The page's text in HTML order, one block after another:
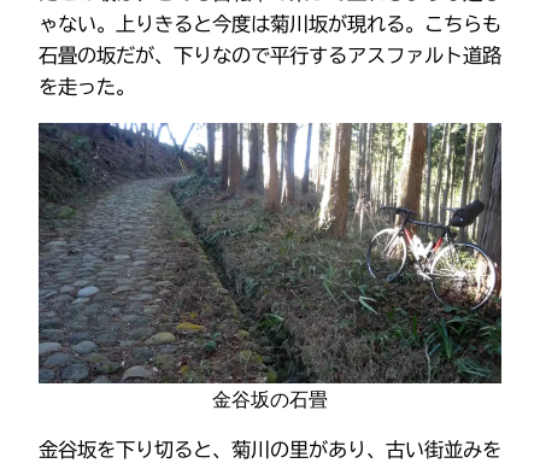
ゃない。上りきると今度は菊川坂が現れる。こちらも
石畳の坂だが、下りなので平行するアスファルト道路
を走った。
金谷坂の石畳
金谷坂を下り切ると、菊川の里があり、古い街並みを